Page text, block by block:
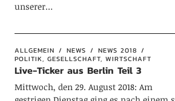
unserer…
ALLGEMEIN NEWS
NEWS 2018
POLITIK, GESELLSCHAFT, WIRTSCHAFT
Live-Ticker aus Berlin Teil 3
Mittwoch, den 29. August 2018: Am